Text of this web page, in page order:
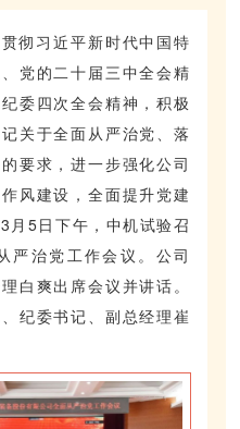
彻习近平新时代中国特
党的二十届三中全会精
委四次全会精神，积极
关于全面从严治党、落
要求，进一步强化公司
风建设，全面提升党建
月5日下午，中机试验召
严治党工作会议。公司
白爽出席会议并讲话。
纪委书记、副总经理崔